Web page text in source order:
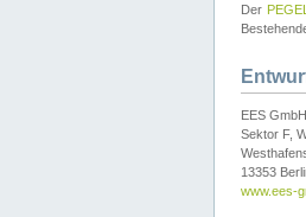
Der
EES GmbH
Sektor F,
13353
www.ees-